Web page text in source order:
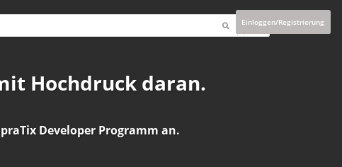
Einloggen/Registrierung
Hochdruck daran.
Developer Programm an.